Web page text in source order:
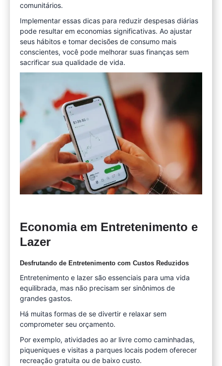
comunitários.
Implementar essas dicas para reduzir despesas diárias
pode resultar em economias significativas. Ao ajustar
seus hábitos e tomar decisões de consumo mais
conscientes, você pode melhorar suas finanças sem
sacrificar sua qualidade de vida.
Economia em Entretenimento e
Lazer
Desfrutando de Entretenimento com Custos Reduzidos
Entretenimento e lazer são essenciais para uma vida
equilibrada, mas não precisam ser sinônimos de
grandes gastos.
Há muitas formas de se divertir e relaxar sem
comprometer seu orçamento.
Por exemplo, atividades ao ar livre como caminhadas,
piqueniques e visitas a parques locais podem oferecer
recreação gratuita ou de baixo custo.